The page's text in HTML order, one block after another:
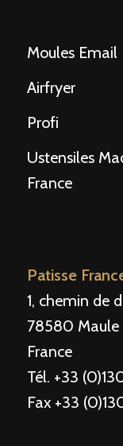
Moules Email
Airfryer
Profi
Ustensiles
France
Patisse
1, chemin de
78580 Maule
France
Tél. +33
Fax +33